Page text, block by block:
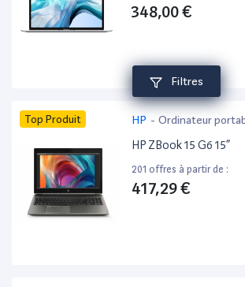
Filtres
348,00 €
Top Produit HP - Ordinateur
HP ZBook 15 G6 15”
201 offres à partir de :
417,29 €